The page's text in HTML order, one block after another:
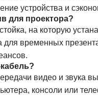
устройства и
для проектора?
на которую
для временных
видео и звука
консоли или